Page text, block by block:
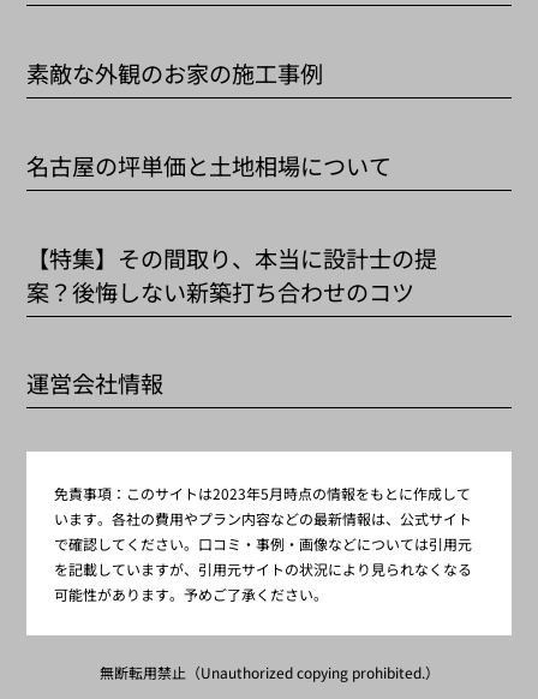
素敵な外観のお家の施工事例
名古屋の坪単価と土地相場について
【特集】その間取り、本当に設計士の提
案？後悔しない新築打ち合わせのコツ
運営会社情報
免責事項： このサイトは2023年5月時点の情報をもとに作成して
います。各社の費用やプラン内容などの最新情報は、公式サイト
で確認してください。口コミ・事例・画像などについては引用元
を記載していますが、引用元サイトの状況により見られなくなる
可能性があります。予めご了承ください。
無断転用禁止（Unauthorized copying prohibited.）